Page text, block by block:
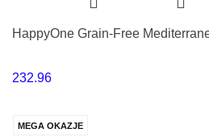
HappyOne Grain-Free
232.96
MEGA OKAZJE